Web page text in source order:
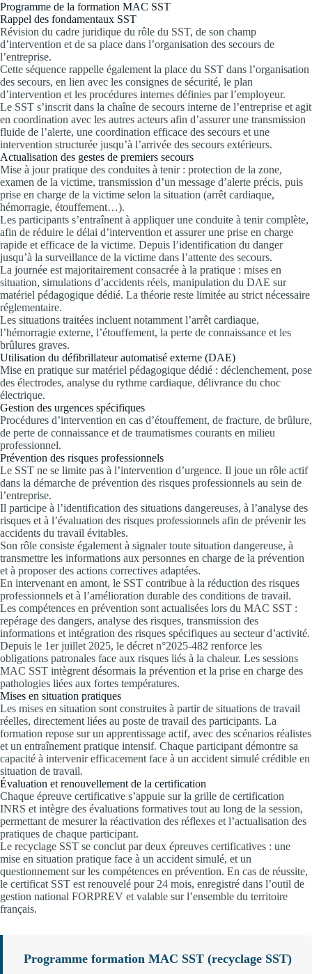
Programme de la formation MAC SST
Rappel des fondamentaux SST
Révision du cadre juridique du rôle du SST, de son champ
d’intervention et de sa place dans l’organisation des secours de
l’entreprise.
Cette séquence rappelle également la place du SST dans l’organisation
des secours, en lien avec les consignes de sécurité, le plan
d’intervention et les procédures internes définies par l’employeur.
Le SST s’inscrit dans la chaîne de secours interne de l’entreprise et agit
en coordination avec les autres acteurs afin d’assurer une transmission
fluide de l’alerte, une coordination efficace des secours et une
intervention structurée jusqu’à l’arrivée des secours extérieurs.
Actualisation des gestes de premiers secours
Mise à jour pratique des conduites à tenir : protection de la zone,
examen de la victime, transmission d’un message d’alerte précis, puis
prise en charge de la victime selon la situation (arrêt cardiaque,
hémorragie, étouffement…).
Les participants s’entraînent à appliquer une conduite à tenir complète,
afin de réduire le délai d’intervention et assurer une prise en charge
rapide et efficace de la victime. Depuis l’identification du danger
jusqu’à la surveillance de la victime dans l’attente des secours.
La journée est majoritairement consacrée à la pratique : mises en
situation, simulations d’accidents réels, manipulation du DAE sur
matériel pédagogique dédié. La théorie reste limitée au strict nécessaire
réglementaire.
Les situations traitées incluent notamment l’arrêt cardiaque,
l’hémorragie externe, l’étouffement, la perte de connaissance et les
brûlures graves.
Utilisation du défibrillateur automatisé externe (DAE)
Mise en pratique sur matériel pédagogique dédié : déclenchement, pose
des électrodes, analyse du rythme cardiaque, délivrance du choc
électrique.
Gestion des urgences spécifiques
Procédures d’intervention en cas d’étouffement, de fracture, de brûlure,
de perte de connaissance et de traumatismes courants en milieu
professionnel.
Prévention des risques professionnels
Le SST ne se limite pas à l’intervention d’urgence. Il joue un rôle actif
dans la démarche de prévention des risques professionnels au sein de
l’entreprise.
Il participe à l’identification des situations dangereuses, à l’analyse des
risques et à l’évaluation des risques professionnels afin de prévenir les
accidents du travail évitables.
Son rôle consiste également à signaler toute situation dangereuse, à
transmettre les informations aux personnes en charge de la prévention
et à proposer des actions correctives adaptées.
En intervenant en amont, le SST contribue à la réduction des risques
professionnels et à l’amélioration durable des conditions de travail.
Les compétences en prévention sont actualisées lors du MAC SST :
repérage des dangers, analyse des risques, transmission des
informations et intégration des risques spécifiques au secteur d’activité.
Depuis le 1er juillet 2025, le décret n°2025-482 renforce les
obligations patronales face aux risques liés à la chaleur. Les sessions
MAC SST intègrent désormais la prévention et la prise en charge des
pathologies liées aux fortes températures.
Mises en situation pratiques
Les mises en situation sont construites à partir de situations de travail
réelles, directement liées au poste de travail des participants. La
formation repose sur un apprentissage actif, avec des scénarios réalistes
et un entraînement pratique intensif. Chaque participant démontre sa
capacité à intervenir efficacement face à un accident simulé crédible en
situation de travail.
Évaluation et renouvellement de la certification
Chaque épreuve certificative s’appuie sur la grille de certification
INRS et intègre des évaluations formatives tout au long de la session,
permettant de mesurer la réactivation des réflexes et l’actualisation des
pratiques de chaque participant.
Le recyclage SST se conclut par deux épreuves certificatives : une
mise en situation pratique face à un accident simulé, et un
questionnement sur les compétences en prévention. En cas de réussite,
le certificat SST est renouvelé pour 24 mois, enregistré dans l’outil de
gestion national FORPREV et valable sur l’ensemble du territoire
français.
Programme formation MAC SST (recyclage SST)